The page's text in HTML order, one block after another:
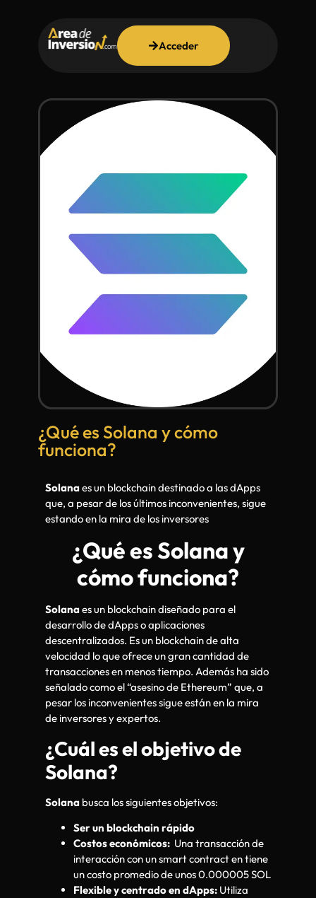
Acceder
¿Qué es Solana y cómo
funciona?
Solanaes un blockchain destinado a las dApps
que, a pesar de los últimos inconvenientes, sigue
estando en la mira de los inversores
¿Qué es Solana y
cómo funciona?
Solanaes un blockchain diseñado para el
desarrollo de dApps o aplicaciones
descentralizados. Es un blockchain de alta
velocidad lo que ofrece un gran cantidad de
transacciones en menos tiempo. Además ha sido
señalado como el “asesino de Ethereum” que, a
pesar los inconvenientes sigue están en la mira
de inversores y expertos.
¿Cuál es el objetivo de
Solana?
Solana busca los siguientes objetivos:
Ser un blockchain rápido
Costos económicos: Una transacción de
interacción con un smart contract en tiene
un costo promedio de unos 0.000005 SOL
Flexible y centrado en dApps: Utiliza